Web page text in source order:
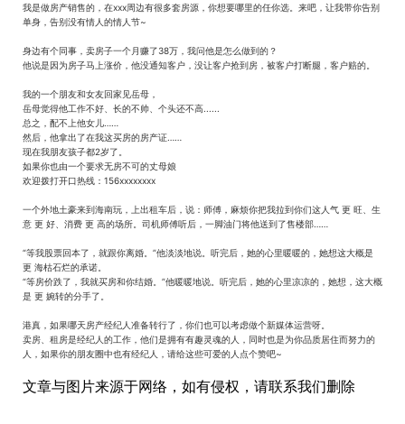
我是做房产销售的，在xxx周边有很多套房源，你想要哪里的任你选。来吧，让我带你告别
单身，告别没有情人的情人节~
身边有个同事，卖房子一个月赚了38万，我问他是怎么做到的？
他说是因为房子马上涨价，他没通知客户，没让客户抢到房，被客户打断腿，客户赔的。
我的一个朋友和女友回家见岳母，
岳母觉得他工作不好、长的不帅、个头还不高......
总之，配不上他女儿……
然后，他拿出了在我这买房的房产证……
现在我朋友孩子都2岁了。
如果你也由一个要求无房不可的丈母娘
欢迎拨打开口热线：156xxxxxxxx
一个外地土豪来到海南玩，上出租车后，说：师傅，麻烦你把我拉到你们这人气 更 旺、生
意 更 好、消费 更 高的场所。司机师傅听后，一脚油门将他送到了售楼部……
“等我股票回本了，就跟你离婚。”他淡淡地说。听完后，她的心里暖暖的，她想这大概是
更 海枯石烂的承诺。
“等房价跌了，我就买房和你结婚。”他暖暖地说。听完后，她的心里凉凉的，她想，这大概
是 更 婉转的分手了。
港真，如果哪天房产经纪人准备转行了，你们也可以考虑做个新媒体运营呀。
卖房、租房是经纪人的工作，他们是拥有有趣灵魂的人，同时也是为你品质居住而努力的
人，如果你的朋友圈中也有经纪人，请给这些可爱的人点个赞吧~
文章与图片来源于网络，如有侵权，请联系我们删除